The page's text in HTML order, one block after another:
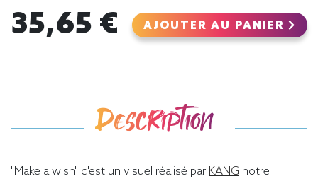
35,65 € AJOUTER AU PANIER
Description
"Make a wish" c'est un visuel réalisé par KANG notre